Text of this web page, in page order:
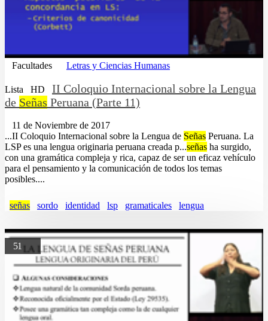
Facultades Letras y Ciencias Humanas
Lista HD
II Coloquio Internacional sobre la Lengua
de Señas Peruana (Parte 11)
11 de Noviembre de 2017
...II Coloquio Internacional sobre la Lengua de Señas Peruana. La
LSP es una lengua originaria peruana creada p...señas ha surgido,
con una gramática compleja y rica, capaz de ser un eficaz vehículo
para el pensamiento y la comunicación de todos los temas
posibles....
señas sordo identidad lsp gramaticales lengua
51